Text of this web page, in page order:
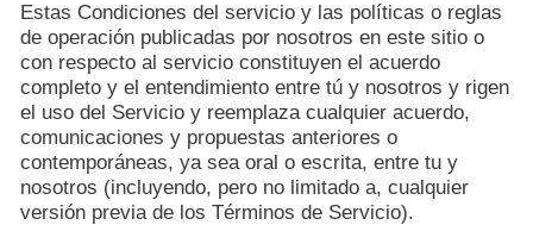
Estas Condiciones del servicio y las políticas o reglas
de operación publicadas por nosotros en este sitio o
con respecto al servicio constituyen el acuerdo
completo y el entendimiento entre tú y nosotros y rigen
el uso del Servicio y reemplaza cualquier acuerdo,
comunicaciones y propuestas anteriores o
contemporáneas, ya sea oral o escrita, entre tu y
nosotros (incluyendo, pero no limitado a, cualquier
versión previa de los Términos de Servicio).